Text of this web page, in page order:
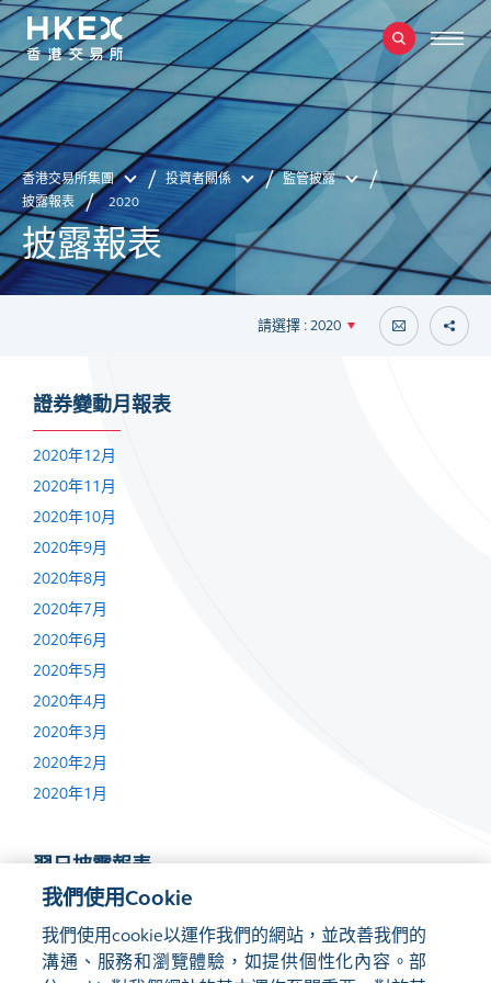
香港交易所集團 投資者關係
監管披露
披露報表
2020
披露報表
請選擇 : 2020
證券變動月報表
2020年12月
2020年11月
2020年10月
2020年9月
2020年8月
2020年7月
2020年6月
2020年5月
2020年4月
2020年3月
2020年2月
2020年1月
翌日披露報表
我們使用Cookie
我們使用cookie以運作我們的網站，並改善我們的
溝通、服務和瀏覽體驗，如提供個性化內容。部